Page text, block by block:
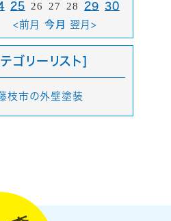
25 26 27 28 29 30
<前月
今月 翌月>
ゴリーリスト]
枝市の外壁塗装